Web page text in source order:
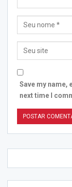
Save my name,
next time I